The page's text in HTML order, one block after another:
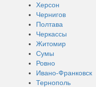
Херсон
Чернигов
Полтава
Черкассы
Житомир
Сумы
Ровно
Ивано-Франковск
Тернополь